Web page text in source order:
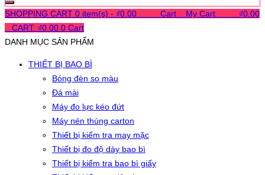
SHOPPING CART 0 item(s) - ₫0.00 Cart My Cart ₫0.00
CART: ₫0.00 0 Cart
DANH MỤC SẢN PHẨM
THIẾT BỊ BAO BÌ
Bóng đèn so màu
Đá mài
Máy đo lực kéo đứt
Máy nén thùng carton
Thiết bị kiểm tra may mặc
Thiết bị đo độ dày bao bì
Thiết bị kiểm tra bao bì giấy